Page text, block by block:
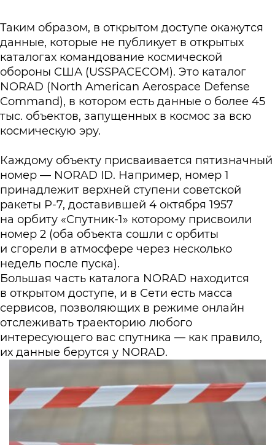
Таким образом, в открытом доступе окажутся
данные, которые не публикует в открытых
каталогах командование космической
обороны США (USSPACECOM). Это каталог
NORAD (North American Aerospace Defense
Command), в котором есть данные о более 45
тыс. объектов, запущенных в космос за всю
космическую эру.
Каждому объекту присваивается пятизначный
номер — NORAD ID. Например, номер 1
принадлежит верхней ступени советской
ракеты Р-7, доставившей 4 октября 1957
на орбиту «Спутник-1» которому присвоили
номер 2 (оба объекта сошли с орбиты
и сгорели в атмосфере через несколько
недель после пуска).
Большая часть каталога NORAD находится
в открытом доступе, и в Сети есть масса
сервисов, позволяющих в режиме онлайн
отслеживать траекторию любого
интересующего вас спутника — как правило,
их данные берутся у NORAD.